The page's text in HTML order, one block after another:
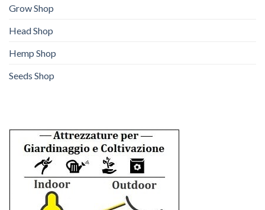
Grow Shop
Head Shop
Hemp Shop
Seeds Shop